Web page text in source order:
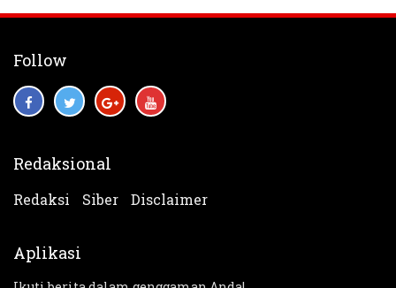
Follow
Redaksional
Redaksi Siber Disclaimer
Aplikasi